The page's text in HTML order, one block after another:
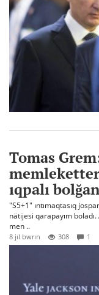
Tomas
ıqpalı
"S5+1" ıntımaqtasıq
nätijesi qarapayım
men ..
8 jıl bwrın 308 1